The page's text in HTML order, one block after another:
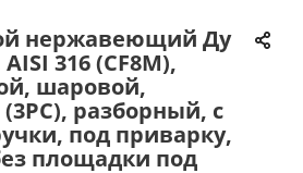
нержавеющий Ду
316 (CF8M),
шаровой,
разборный, с
под приварку,
площадки под